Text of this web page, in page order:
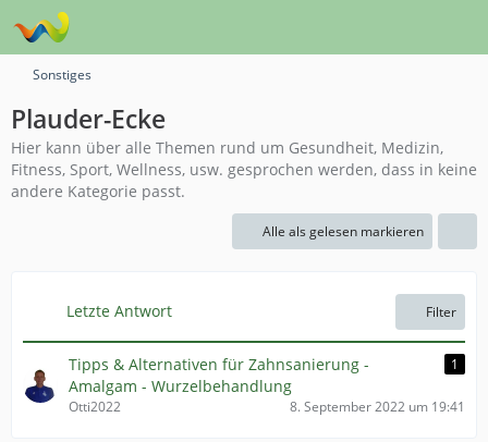
Sonstiges
Plauder-Ecke
Hier kann über alle Themen rund um Gesundheit, Medizin,
Fitness, Sport, Wellness, usw. gesprochen werden, dass in keine
andere Kategorie passt.
Alle als gelesen markieren
Letzte Antwort Filter
Tipps & Alternativen für Zahnsanierung -
Amalgam - Wurzelbehandlung
1
Otti2022 8. September 2022 um 19:41